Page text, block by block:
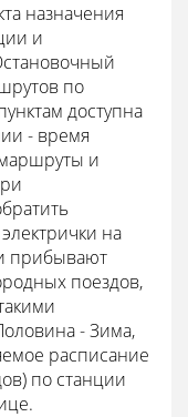
назначения
и
по
доступна
- время
и
на
прибывают
поездов,
- Зима,
расписание
по станции